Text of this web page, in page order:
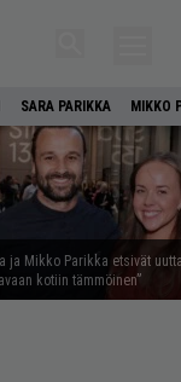
SARA PARIKKA MIKKO
ja Mikko Parikka etsivät
kotiin tämmöinen”